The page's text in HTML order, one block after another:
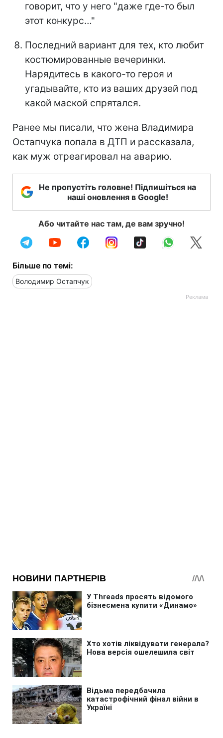
говорит, что у него "даже где-то был
этот конкурс…"
Последний вариант для тех, кто любит
костюмированные вечеринки.
Нарядитесь в какого-то героя и
угадывайте, кто из ваших друзей под
какой маской спрятался.
Ранее мы писали, что жена Владимира
Остапчука попала в ДТП и рассказала,
как муж отреагировал на аварию.
Не пропустіть головне! Підпишіться на
наші оновлення в Google!
Або читайте нас там, де вам зручно!
Більше по темі:
Володимир Остапчук